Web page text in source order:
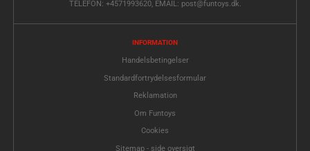
TELEFON: +4571993620, EMAIL: post@funtoys.dk.
INFORMATION
Handelsbetingelser
Standardfortrydelsesformular
Reklamation
Om Funtoys
Cookies
Sitemap - side oversigt